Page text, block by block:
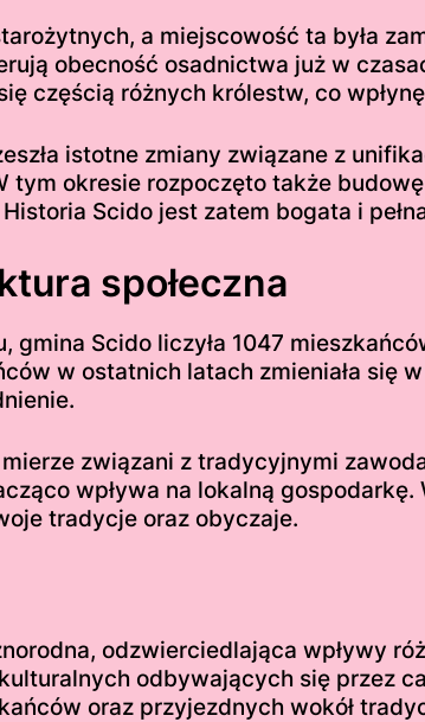
a miejscowość ta była
obecność osadnictwa już w
częścią różnych królestw, co
istotne zmiany związane z
tym okresie rozpoczęto także
Scido jest zatem bogata i
społeczna
gmina Scido liczyła 1047
w ostatnich latach zmieniała się
związani z tradycyjnymi
wpływa na lokalną
tradycje oraz obyczaje.
odzwierciedlająca wpływy
odbywających się przez
oraz przyjezdnych wokół